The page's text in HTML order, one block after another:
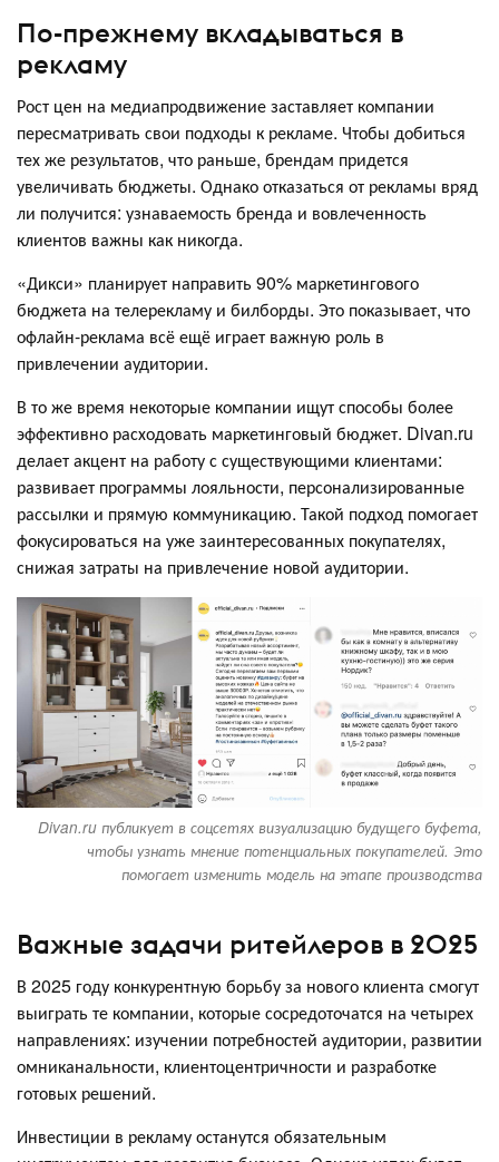
По-прежнему вкладываться в
рекламу
Рост цен на медиапродвижение заставляет компании
пересматривать свои подходы к рекламе. Чтобы добиться
тех же результатов, что раньше, брендам придется
увеличивать бюджеты. Однако отказаться от рекламы вряд
ли получится: узнаваемость бренда и вовлеченность
клиентов важны как никогда.
«Дикси» планирует направить 90% маркетингового
бюджета на телерекламу и билборды. Это показывает, что
офлайн-реклама всё ещё играет важную роль в
привлечении аудитории.
В то же время некоторые компании ищут способы более
эффективно расходовать маркетинговый бюджет. Divan.ru
делает акцент на работу с существующими клиентами:
развивает программы лояльности, персонализированные
рассылки и прямую коммуникацию. Такой подход помогает
фокусироваться на уже заинтересованных покупателях,
снижая затраты на привлечение новой аудитории.
Divan.ru публикует в соцсетях визуализацию будущего буфета,
чтобы узнать мнение потенциальных покупателей. Это
помогает изменить модель на этапе производства
Важные задачи ритейлеров в 2025
В 2025 году конкурентную борьбу за нового клиента смогут
выиграть те компании, которые сосредоточатся на четырех
направлениях: изучении потребностей аудитории, развитии
омниканальности, клиентоцентричности и разработке
готовых решений.
Инвестиции в рекламу останутся обязательным